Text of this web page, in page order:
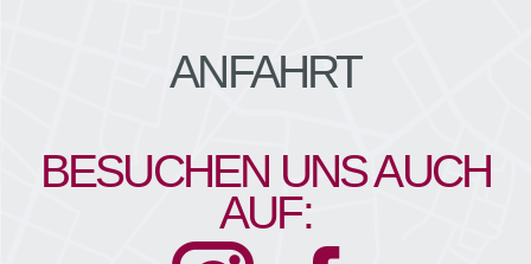
BESUCHEN UNS AUCH
AUF:
ANFAHRT